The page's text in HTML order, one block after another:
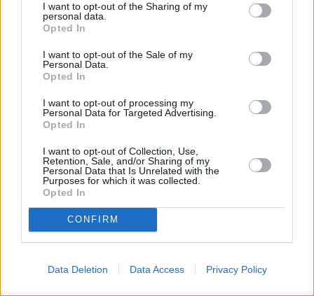
I want to opt-out of the Sharing of my
personal data.
Opted In
I want to opt-out of the Sale of my
Personal Data.
Opted In
I want to opt-out of processing my
Personal Data for Targeted Advertising.
Opted In
I want to opt-out of Collection, Use,
Retention, Sale, and/or Sharing of my
Personal Data that Is Unrelated with the
Purposes for which it was collected.
Opted In
CONFIRM
Data Deletion Data Access Privacy Policy
neapmaldīties olīveļļu pasaulē un
izvēlēties labāko
PĒDU KOPŠANA
palīdzēt ikdienas kopšanā?
Alkalizētu vai dabīgu? Kā izvēlēties
kakao kūkām un citiem gardumiem
VASARA
Viegla soma, brīvs prāts un uz savas
pārgājienam gar jūru